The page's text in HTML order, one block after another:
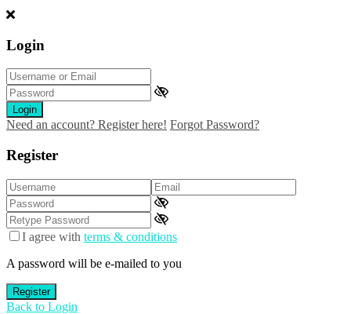
Login
Login
Need an account? Register here! Forgot Password?
Register
I agree with terms & conditions
A password will be e-mailed to you
Register
Back to Login